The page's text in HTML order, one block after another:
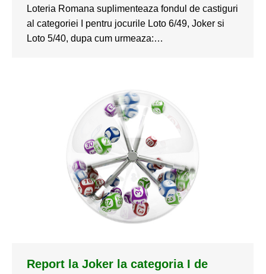
Loteria Romana suplimenteaza fondul de castiguri
al categoriei I pentru jocurile Loto 6/49, Joker si
Loto 5/40, dupa cum urmeaza:…
Report la Joker la categoria I de